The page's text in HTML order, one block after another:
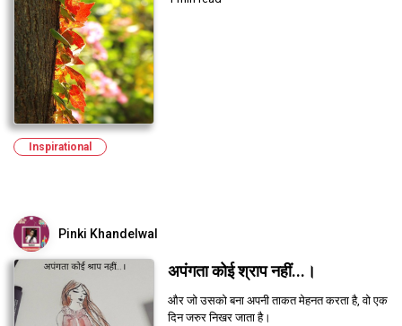
Inspirational
Pinki Khandelwal
अपंगता कोई श्राप नहीं...।
और जो उसको बना अपनी ताकत मेहनत करता है, वो एक
दिन जरुर निखर जाता है।